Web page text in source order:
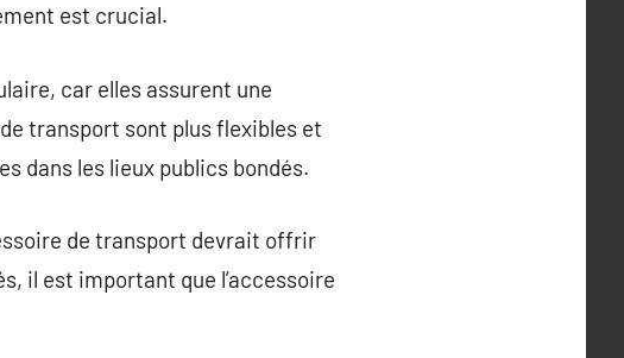
est crucial.
car elles assurent une
transport sont plus flexibles et
dans les lieux publics bondés.
de transport devrait offrir
il est important que l’accessoire